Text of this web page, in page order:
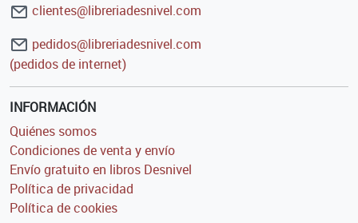
clientes@libreriadesnivel.com
pedidos@libreriadesnivel.com
(pedidos de internet)
INFORMACIÓN
Quiénes somos
Condiciones de venta y envío
Envío gratuito en libros Desnivel
Política de privacidad
Política de cookies